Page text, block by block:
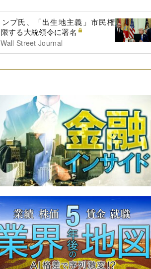
ンプ氏、「出生地主義」市民権
する大統領令に署名
Street Journal